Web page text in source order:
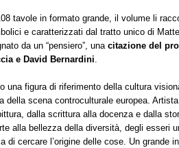
tavole in formato grande, il volume li
e caratterizzati dal tratto unico di
da un “pensiero”, una citazione del
e David Bernardini.
una figura di riferimento della cultura
della scena controculturale europea.
dalla scrittura alla docenza e dalla
alla bellezza della diversità, degli esseri
di cercare l’origine delle cose. Un grande